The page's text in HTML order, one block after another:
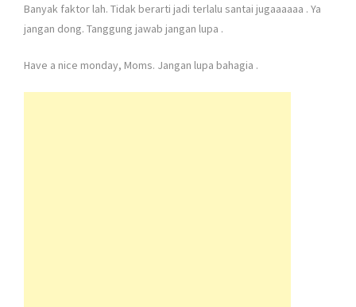
Banyak faktor lah. Tidak berarti jadi terlalu santai jugaaaaaa . Ya
jangan dong. Tanggung jawab jangan lupa .
Have a nice monday, Moms. Jangan lupa bahagia .